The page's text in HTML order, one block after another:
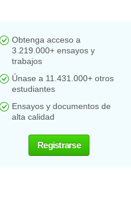
Obtenga acceso a
3.219.000+ ensayos y
trabajos
Únase a 11.431.000+ otros
estudiantes
Ensayos y documentos de
alta calidad
Registrarse